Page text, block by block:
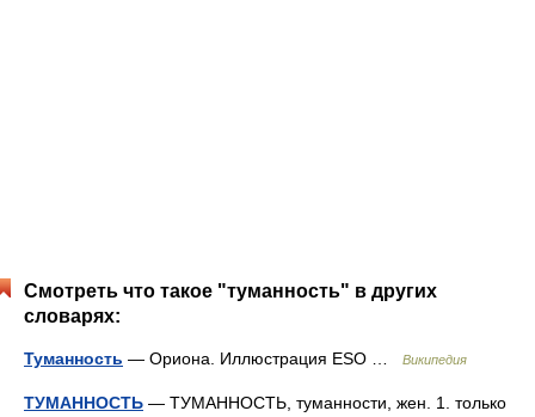
Смотреть что такое "туманность" в других
словарях:
Туманность — Ориона. Иллюстрация ESO … Википедия
ТУМАННОСТЬ — ТУМАННОСТЬ, туманности, жен. 1. только